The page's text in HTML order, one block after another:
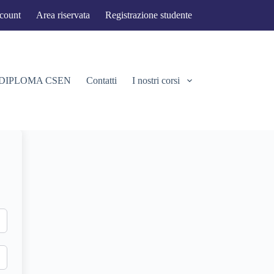
Area riservata Registrazione studente
CSEN Contatti I nostri corsi